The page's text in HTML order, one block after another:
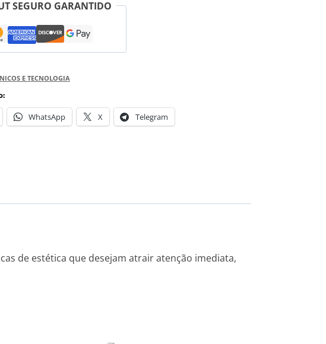
SEGURO GARANTIDO
E TECNOLOGIA
WhatsApp X Telegram
de estética que desejam atrair atenção imediata,